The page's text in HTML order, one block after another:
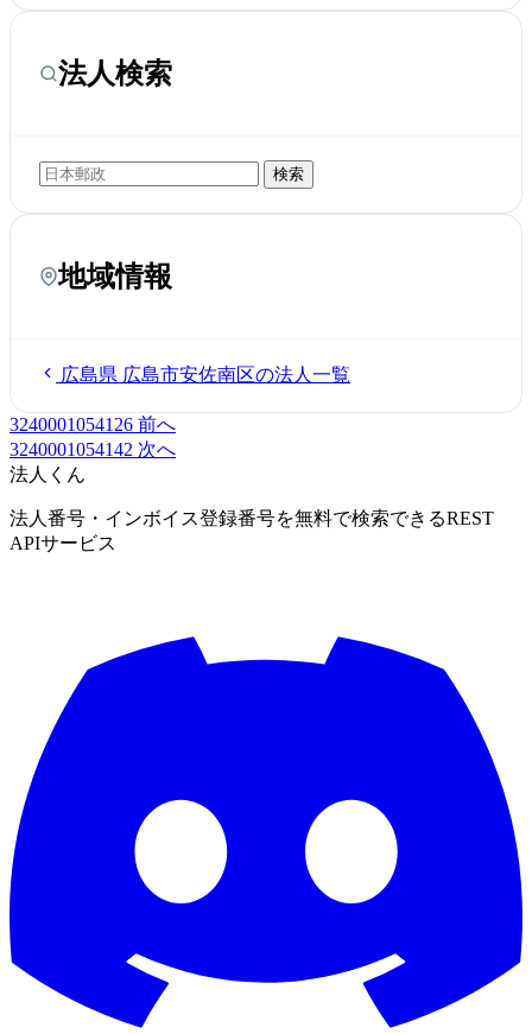
法人検索
検索
地域情報
広島県 広島市安佐南区の法人一覧
3240001054126 前へ
3240001054142 次へ
法人くん
法人番号・インボイス登録番号を無料で検索できるREST
APIサービス